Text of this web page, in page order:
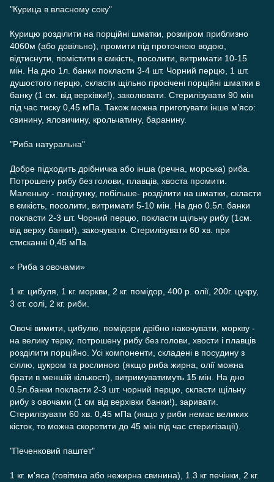
"Курица в власному соку"
Курицю розділити на порційні шматки, розміром приблизно
4060м (або довільно), промити під проточною водою,
відтиснути, помістити в ємкість, посолити, витримати 10-15
мін. На дно 1л. банки покласти 3-4 шт. Чорний перцю, 1 шт.
душостого перцю, скласти щільно просічені порційні шматки в
банку (1 см. від верхівки!), заколювати. Стерилізувати 90 мін
під час тиску 0,45 мПа. Також можна приготувати інше м’ясо:
свинину, яловичину, крольчатину, баранину.
"Риба натуральна"
Добре підходить дрібничка або інша (речна, морська) риба.
Потрошену рибу без голови, плавців, хвоста промити.
Маленьку - поцілунку, побільше- розділити на шматки, скласти
в ємкість, посолити, витримати 5-10 мін. На дно 0.5л. банки
покласти 2-3 шт. Чорний перцю, покласти щільну рибу (1см.
від верху банки!), закочувати. Стерилізувати 60 хв. при
стисканні 0,45 мПа.
« Риба з овочами»
1 кг. цибуля, 1 кг. моркви, 2 кг. помідор, 400 р. олії, 200г. цукру,
3 ст. солі, 2 кг. риби.
Овочі вимити, цибулю, помідори дрібно накочувати, моркву -
на велику терку, потрошену рибу без голови, хвости і плавців
розділити порційно. Усі компоненти, складені в посудину з
сіллю, цукром та рослиною (якщо риба жирна, олії можна
брати в меншій кількості), витримуватимуть 15 мін. На дно
0.5л.банки покласти 2-3 шт. чорний перцю, скласти щільну
рибу з овочами (1 см від верхівки банки!), заривати.
Стерилізувати 60 хв. 0,45 мПа (якщо у риби немає великих
кісток, то можна скоротити до 45 мін під час стерилізації).
"Печенковий паштет"
1 кг. м'яса (говітина або нежирна свинина), 1.3 кг печінки, 2 кг.